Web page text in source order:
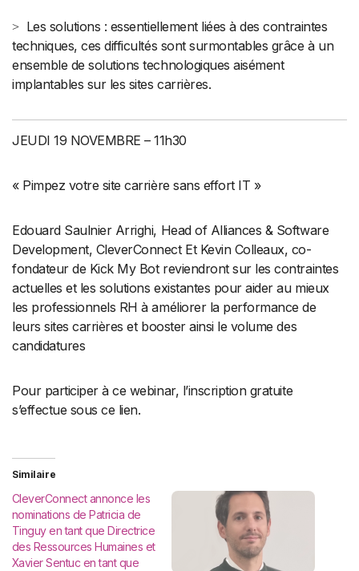
>Les solutions : essentiellement liées à des contraintes
techniques, ces difficultés sont surmontables grâce à un
ensemble de solutions technologiques aisément
implantables sur les sites carrières.
JEUDI 19 NOVEMBRE – 11h30
« Pimpez votre site carrière sans effort IT »
Edouard Saulnier Arrighi, Head of Alliances & Software
Development, CleverConnect Et Kevin Colleaux, co-
fondateur de Kick My Bot reviendront sur les contraintes
actuelles et les solutions existantes pour aider au mieux
les professionnels RH à améliorer la performance de
leurs sites carrières et booster ainsi le volume des
candidatures
Pour participer à ce webinar, l’inscription gratuite
s’effectue sous ce lien.
Similaire
CleverConnect annonce les
nominations de Patricia de
Tinguy en tant que Directrice
des Ressources Humaines et
Xavier Sentuc en tant que